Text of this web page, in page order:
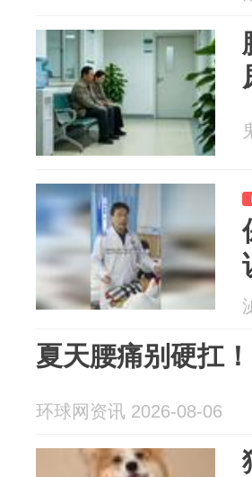
夏天腰痛别硬扛
环球网资讯 2026-08-06